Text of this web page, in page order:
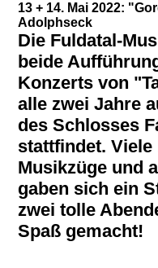
13 + 14. Mai 2022:
Adolphseck
Die Fuldatal-
beide
Konzerts von
alle zwei Jahre
des Schlosses
stattfindet. Viele
Musikzüge und
gaben sich ein
zwei tolle
Spaß gemacht!